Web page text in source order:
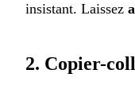
insistant. Laissez
2. Copier-